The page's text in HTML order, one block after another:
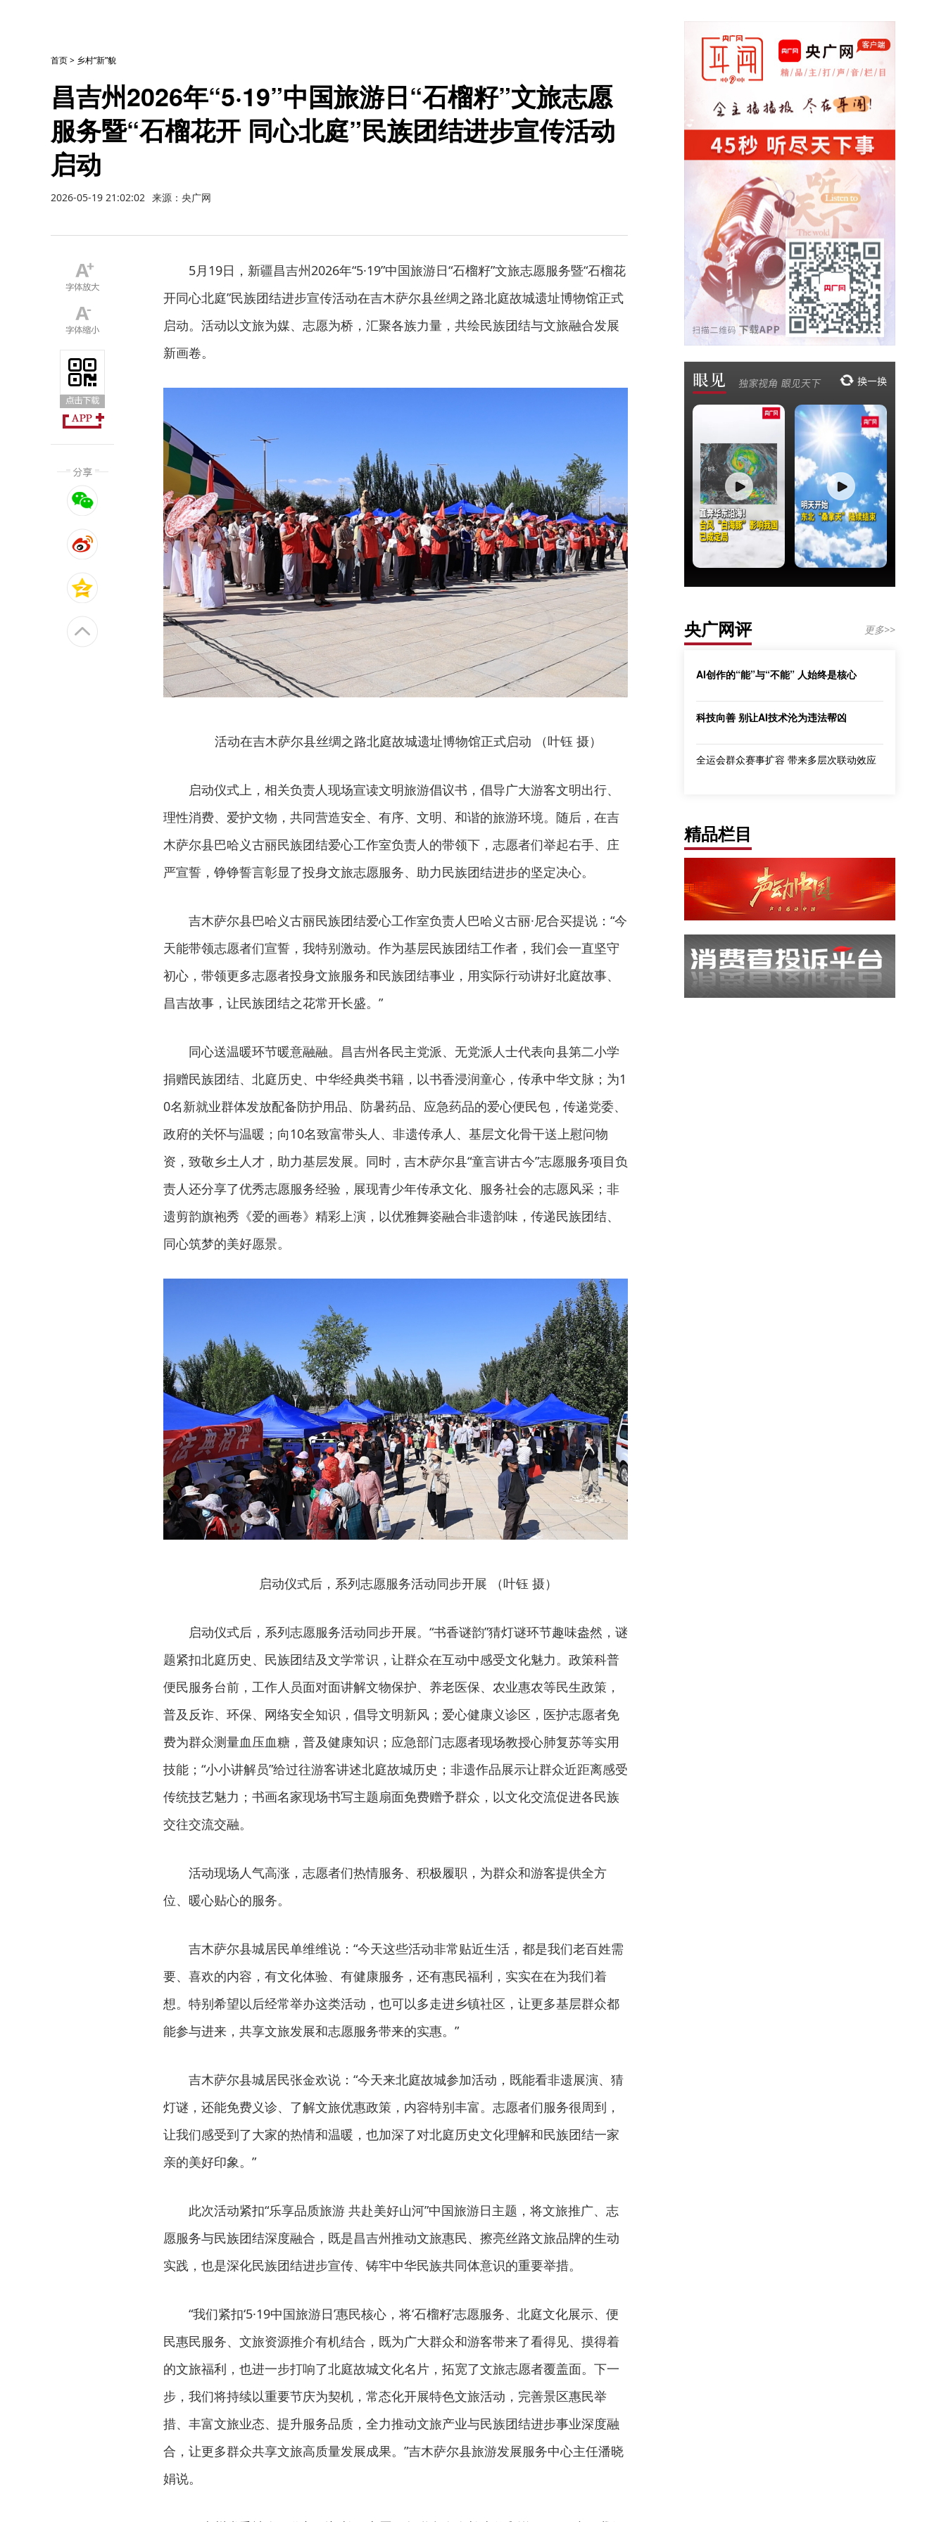
首页> 乡村“新”貌
昌吉州2026年“5·19”中国旅游日“石榴籽”文旅志愿
服务暨“石榴花开 同心北庭”民族团结进步宣传活动
启动
2026-05-19 21:02:02 来源：央广网
5月19日，新疆昌吉州2026年“5·19”中国旅游日“石榴籽”文旅志愿服务暨“石榴花
开同心北庭”民族团结进步宣传活动在吉木萨尔县丝绸之路北庭故城遗址博物馆正式
启动。活动以文旅为媒、志愿为桥，汇聚各族力量，共绘民族团结与文旅融合发展
新画卷。
活动在吉木萨尔县丝绸之路北庭故城遗址博物馆正式启动 （叶钰 摄）
启动仪式上，相关负责人现场宣读文明旅游倡议书，倡导广大游客文明出行、
理性消费、爱护文物，共同营造安全、有序、文明、和谐的旅游环境。随后，在吉
木萨尔县巴哈义古丽民族团结爱心工作室负责人的带领下，志愿者们举起右手、庄
严宣誓，铮铮誓言彰显了投身文旅志愿服务、助力民族团结进步的坚定决心。
吉木萨尔县巴哈义古丽民族团结爱心工作室负责人巴哈义古丽·尼合买提说：“今
天能带领志愿者们宣誓，我特别激动。作为基层民族团结工作者，我们会一直坚守
初心，带领更多志愿者投身文旅服务和民族团结事业，用实际行动讲好北庭故事、
昌吉故事，让民族团结之花常开长盛。”
同心送温暖环节暖意融融。昌吉州各民主党派、无党派人士代表向县第二小学
捐赠民族团结、北庭历史、中华经典类书籍，以书香浸润童心，传承中华文脉；为1
0名新就业群体发放配备防护用品、防暑药品、应急药品的爱心便民包，传递党委、
政府的关怀与温暖；向10名致富带头人、非遗传承人、基层文化骨干送上慰问物
资，致敬乡土人才，助力基层发展。同时，吉木萨尔县“童言讲古今”志愿服务项目负
责人还分享了优秀志愿服务经验，展现青少年传承文化、服务社会的志愿风采；非
遗剪韵旗袍秀《爱的画卷》精彩上演，以优雅舞姿融合非遗韵味，传递民族团结、
同心筑梦的美好愿景。
启动仪式后，系列志愿服务活动同步开展 （叶钰 摄）
启动仪式后，系列志愿服务活动同步开展。“书香谜韵”猜灯谜环节趣味盎然，谜
题紧扣北庭历史、民族团结及文学常识，让群众在互动中感受文化魅力。政策科普
便民服务台前，工作人员面对面讲解文物保护、养老医保、农业惠农等民生政策，
普及反诈、环保、网络安全知识，倡导文明新风；爱心健康义诊区，医护志愿者免
费为群众测量血压血糖，普及健康知识；应急部门志愿者现场教授心肺复苏等实用
技能；“小小讲解员”给过往游客讲述北庭故城历史；非遗作品展示让群众近距离感受
传统技艺魅力；书画名家现场书写主题扇面免费赠予群众，以文化交流促进各民族
交往交流交融。
活动现场人气高涨，志愿者们热情服务、积极履职，为群众和游客提供全方
位、暖心贴心的服务。
吉木萨尔县城居民单维维说：“今天这些活动非常贴近生活，都是我们老百姓需
要、喜欢的内容，有文化体验、有健康服务，还有惠民福利，实实在在为我们着
想。特别希望以后经常举办这类活动，也可以多走进乡镇社区，让更多基层群众都
能参与进来，共享文旅发展和志愿服务带来的实惠。”
吉木萨尔县城居民张金欢说：“今天来北庭故城参加活动，既能看非遗展演、猜
灯谜，还能免费义诊、了解文旅优惠政策，内容特别丰富。志愿者们服务很周到，
让我们感受到了大家的热情和温暖，也加深了对北庭历史文化理解和民族团结一家
亲的美好印象。”
此次活动紧扣“乐享品质旅游 共赴美好山河”中国旅游日主题，将文旅推广、志
愿服务与民族团结深度融合，既是昌吉州推动文旅惠民、擦亮丝路文旅品牌的生动
实践，也是深化民族团结进步宣传、铸牢中华民族共同体意识的重要举措。
“我们紧扣‘5·19中国旅游日’惠民核心，将‘石榴籽’志愿服务、北庭文化展示、便
民惠民服务、文旅资源推介有机结合，既为广大群众和游客带来了看得见、摸得着
的文旅福利，也进一步打响了北庭故城文化名片，拓宽了文旅志愿者覆盖面。下一
步，我们将持续以重要节庆为契机，常态化开展特色文旅活动，完善景区惠民举
措、丰富文旅业态、提升服务品质，全力推动文旅产业与民族团结进步事业深度融
合，让更多群众共享文旅高质量发展成果。”吉木萨尔县旅游发展服务中心主任潘晓
娟说。
央广网评 更多>>
AI创作的“能”与“不能” 人始终是核心
科技向善 别让AI技术沦为违法帮凶
全运会群众赛事扩容 带来多层次联动效应
精品栏目